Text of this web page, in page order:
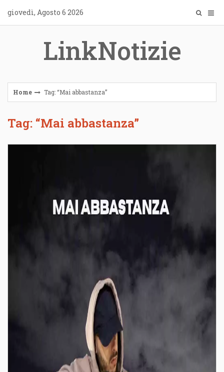
content
giovedì, Agosto 6 2026
LinkNotizie
Home Tag: “Mai abbastanza”
Tag: “Mai abbastanza”